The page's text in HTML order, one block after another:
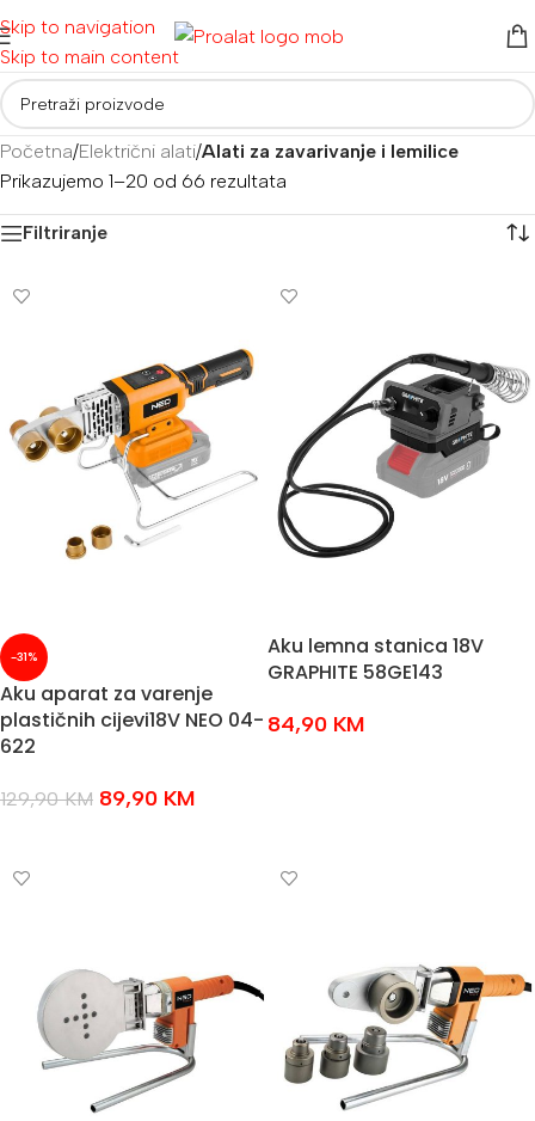
Skip to navigation
Skip to main content
Početna/Električni alati/Alati za zavarivanje i lemilice
Prikazujemo 1–20 od 66 rezultata
Filtriranje
-31%
Aku aparat za varenje
plastičnih cijevi18V NEO 04-
622
129,90KM 89,90 KM
Aku lemna stanica 18V
GRAPHITE 58GE143
84,90 KM